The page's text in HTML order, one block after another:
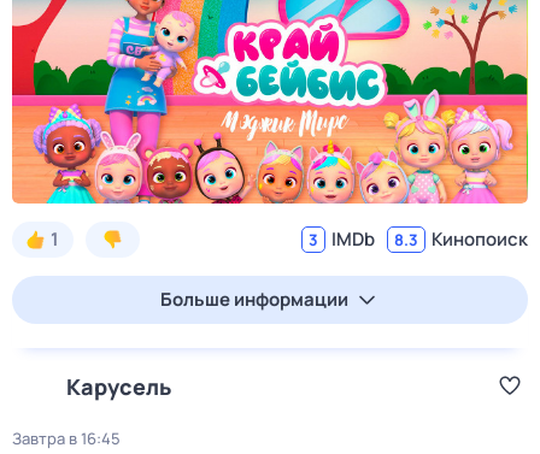
1 3 IMDb 8.3 Кинопоиск
Больше информации
Карусель
Завтра в 16:45